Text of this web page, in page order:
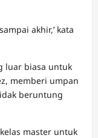
akhir,’ kata
luar biasa untuk
memberi umpan
beruntung
master untuk